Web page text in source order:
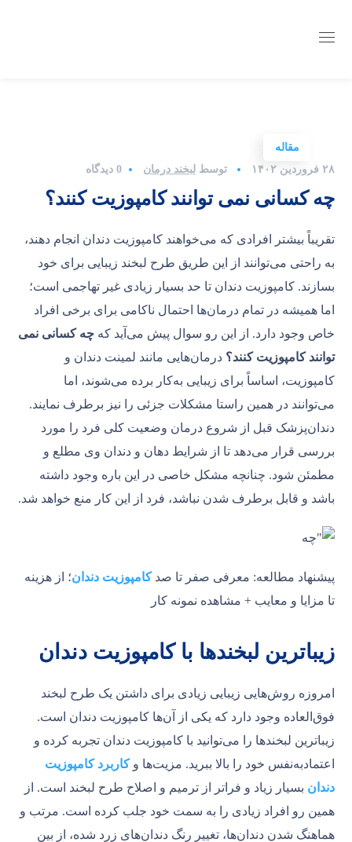
مقاله
۲۸ فروردین ۱۴۰۲
توسطلبخند درمان 0 دیدگاه
چه کسانی نمی توانند کامپوزیت کنند؟
تقریباً بیشتر افرادی که می‌خواهند کامپوزیت دندان انجام دهند،
به راحتی می‌توانند از این طریق طرح لبخند زیبایی برای خود
بسازند. کامپوزیت دندان تا حد بسیار زیادی غیر تهاجمی است؛
اما همیشه در تمام درمان‌ها احتمال ناکامی برای برخی افراد
خاص وجود دارد. از این رو سوال پیش می‌آید کهچه کسانی نمی
توانند کامپوزیت کنند؟ درمان‌هایی مانند لمینت دندان و
کامپوزیت، اساساً برای زیبایی به‌کار برده می‌شوند، اما
می‌توانند در همین راستا مشکلات جزئی را نیز برطرف نمایند.
دندان‌پزشک قبل از شروع درمان وضعیت کلی فرد را مورد
بررسی قرار می‌دهد تا از شرایط دهان و دندان وی مطلع و
مطمئن شود. چنانچه مشکل خاصی در این باره وجود داشته
باشد و قابل برطرف شدن نباشد، فرد از این کار منع خواهد شد.
پیشنهاد مطالعه: معرفی صفر تا صدکامپوزیت دندان؛ از هزینه
تا مزایا و معایب + مشاهده نمونه کار
زیباترین لبخندها با کامپوزیت دندان
امروزه روش‌هایی زیبایی زیادی برای داشتن یک طرح لبخند
فوق‌العاده وجود دارد که یکی از آن‌ها کامپوزیت دندان است.
زیباترین لبخندها را می‌توانید با کامپوزیت دندان تجربه کرده و
اعتمادبه‌نفس خود را بالا ببرید. مزیت‌ها وکاربرد کامپوزیت
دندان بسیار زیاد و فراتر از ترمیم و اصلاح طرح لبخند است. از
همین رو افراد زیادی را به سمت خود جلب کرده است. مرتب و
هماهنگ شدن دندان‌ها، تغییر رنگ دندان‌های زرد شده، از بین